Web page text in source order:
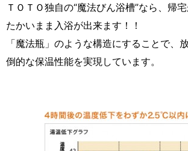
ＴＯＴＯ独自の“魔法びん浴槽”なら、帰
たかいまま入浴が出来ます！！
「魔法瓶」のような構造にすることで、
倒的な保温性能を実現しています。